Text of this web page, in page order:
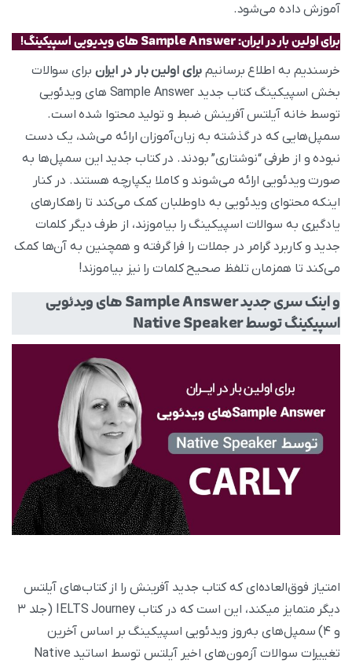
آموزش داده می‌شود.
برای اولین بار در ایران: Sample Answer های ویدیویی اسپیکینگ!
خرسندیم به اطلاع برسانیم برای اولین بار در ایران برای سوالات
بخش اسپیکینگ کتاب جدید Sample Answer های ویدئویی
توسط خانه آیلتس آفرینش ضبط و تولید محتوا شده است.
سمپل‌هایی که در گذشته به زبان‌آموزان ارائه می‌شد، یک دست
نبوده و از طرفی “نوشتاری” بودند. در کتاب جدید این سمپل‌ها به
صورت ویدئویی ارائه می‌شوند و کاملا یکپارچه هستند. در کنار
اینکه محتوای ویدئویی به داوطلبان کمک می‌کند تا راهکارهای
یادگیری به سوالات اسپیکینگ را بیاموزند، از طرف دیگر کلمات
جدید و کاربرد گرامر در جملات را فرا گرفته و همچنین به آن‌ها کمک
می‌کند تا همزمان تلفظ صحیح کلمات را نیز بیاموزند!
و اینک سری جدید Sample Answer های ویدئویی
اسپیکینگ توسط Native Speaker
امتیاز فوق‌العاده‌ای که کتاب جدید آفرینش را از کتاب‌های آیلتس
دیگر متمایز میکند، این است که در کتاب IELTS Journey (جلد ۳
و ۴) سمپل‌های به‌روز ویدئویی اسپیکینگ‌ بر اساس آخرین
تغییرات سوالات آزمون‌‌های اخیر آیلتس توسط اساتید Native